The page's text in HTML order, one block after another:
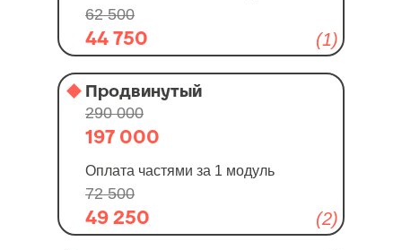
(1)
62 500
44 750
Продвинутый
49 250
72 500
290 000
197 000
(2)
Оплата частями за 1 модуль